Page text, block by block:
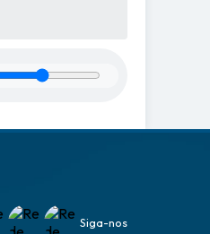
Siga-nos